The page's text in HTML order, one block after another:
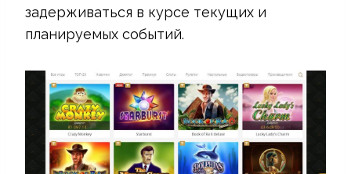
задерживаться в курсе текущих и
планируемых событий.